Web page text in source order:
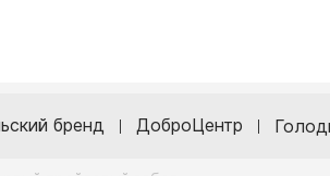
бренд ДоброЦентр